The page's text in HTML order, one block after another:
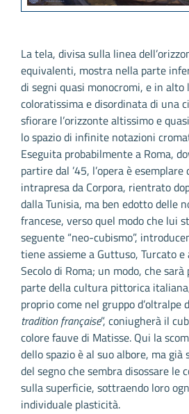
La tela, divisa sulla linea
equivalenti, mostra nella parte
di segni quasi monocromi, e in alto
coloratissima e disordinata di una
sfiorare l’orizzonte altissimo e
lo spazio di infinite notazioni
Eseguita probabilmente a Roma,
partire dal ’45, l’opera è
intrapresa da Corpora, rientrato
dalla Tunisia, ma ben edotto delle
francese, verso quel modo che lui
seguente “neo-cubismo”,
tiene assieme a Guttuso, Turcato
Secolo di Roma; un modo, che
parte della cultura pittorica
proprio come nel gruppo d’oltralpe
tradition française”, coniugherà il
colore fauve di Matisse. Qui la
dello spazio è al suo albore, ma
del segno che sembra disossare le
sulla superficie, sottraendo loro
individuale plasticità.